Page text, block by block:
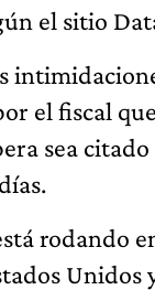
el sitio
el fiscal
sea
rodando
Unidos